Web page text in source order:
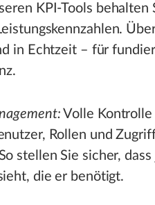
KPI-Tools
in Echtzeit – für
Volle
Rollen und
stellen Sie sicher,
die er benötigt.